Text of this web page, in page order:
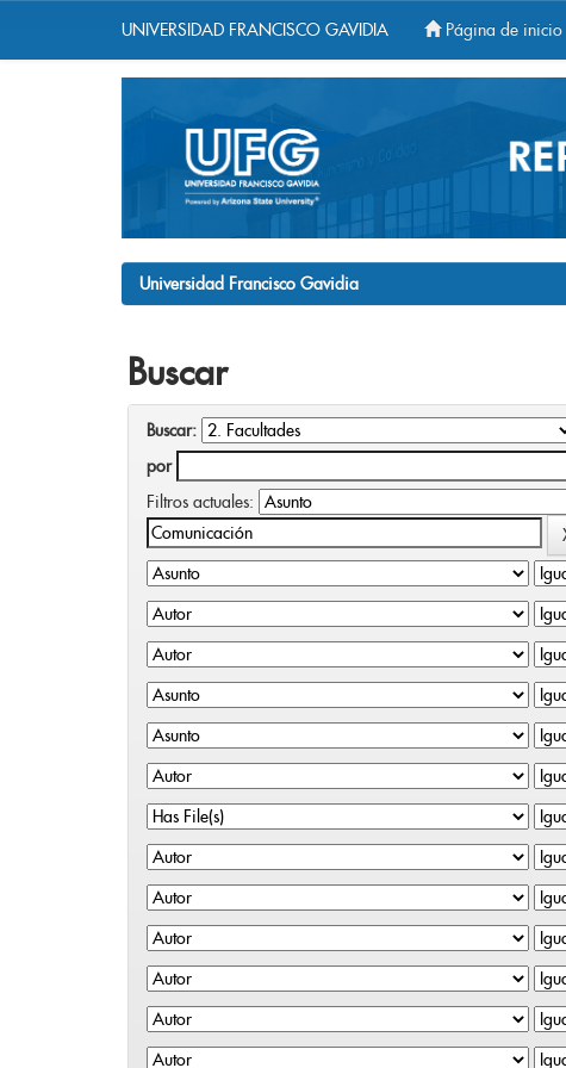
UNIVERSIDAD FRANCISCO GAVIDIA Página de inicio
Universidad Francisco Gavidia
Buscar
Buscar:
por
Filtros actuales: